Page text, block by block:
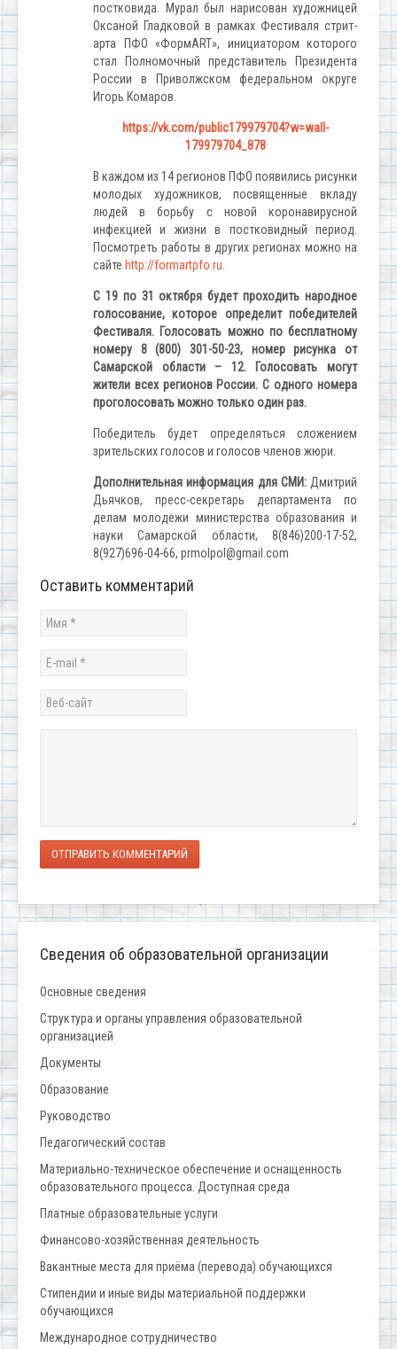
постковида. Мурал был нарисован художницей
Оксаной Гладковой в рамках Фестиваля стрит-
арта ПФО «ФормART», инициатором которого
стал Полномочный представитель Президента
России в Приволжском федеральном округе
Игорь Комаров.
https://vk.com/public179979704?w=wall-
179979704_878
В каждом из 14 регионов ПФО появились рисунки
молодых художников, посвященные вкладу
людей в борьбу с новой коронавирусной
инфекцией и жизни в постковидный период.
Посмотреть работы в других регионах можно на
сайте http://formartpfo.ru.
С 19 по 31 октября будет проходить народное
голосование, которое определит победителей
Фестиваля. Голосовать можно по бесплатному
номеру 8 (800) 301-50-23, номер рисунка от
Самарской области – 12. Голосовать могут
жители всех регионов России. С одного номера
проголосовать можно только один раз.
Победитель будет определяться сложением
зрительских голосов и голосов членов жюри.
Дополнительная информация для СМИ: Дмитрий
Дьячков, пресс-секретарь департамента по
делам молодежи министерства образования и
науки Самарской области, 8(846)200-17-52,
8(927)696-04-66, prmolpol @gmail .com
Оставить комментарий
ОТПРАВИТЬ КОММЕНТАРИЙ
Сведения об образовательной организации
Основные сведения
Структура и органы управления образовательной
организацией
Документы
Образование
Руководство
Педагогический состав
Материально-техническое обеспечение и оснащенность
образовательного процесса. Доступная среда
Платные образовательные услуги
Финансово-хозяйственная деятельность
Вакантные места для приёма (перевода) обучающихся
Стипендии и иные виды материальной поддержки
обучающихся
Международное сотрудничество